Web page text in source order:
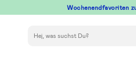
Wochenendfavoriten